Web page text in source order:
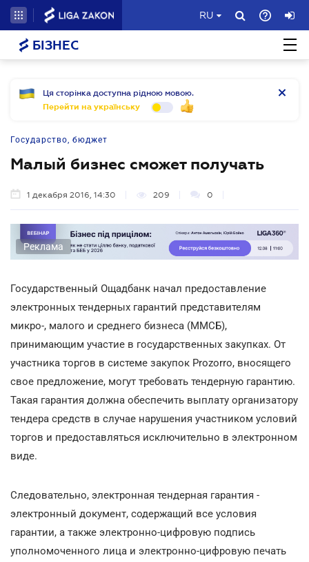
RU
БІЗНЕС
Ця сторінка доступна рідною мовою.
Перейти на українську
Государство, бюджет
Малый бизнес сможет получать
1 декабря 2016, 14:30 209 0
Реклама
Государственный Ощадбанк начал предоставление
электронных тендерных гарантий представителям
микро-, малого и среднего бизнеса (ММСБ),
принимающим участие в государственных закупках. От
участника торгов в системе закупок Prozorro, вносящего
свое предложение, могут требовать тендерную гарантию.
Такая гарантия должна обеспечить выплату организатору
тендера средств в случае нарушения участником условий
торгов и предоставляться исключительно в электронном
виде.
Следовательно, электронная тендерная гарантия -
электронный документ, содержащий все условия
гарантии, а также электронно-цифровую подпись
уполномоченного лица и электронно-цифровую печать